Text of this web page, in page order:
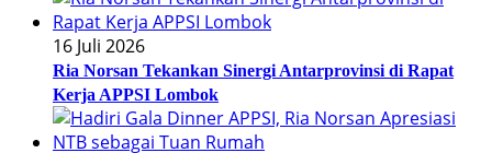
16 Juli 2026
Ria Norsan Tekankan Sinergi Antarprovinsi di Rapat
Kerja APPSI Lombok